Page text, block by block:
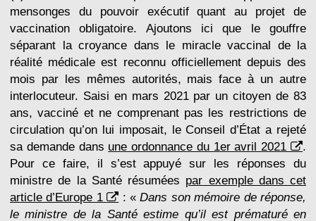
mensonges du pouvoir exécutif quant au projet de
vaccination obligatoire. Ajoutons ici que le gouffre
séparant la croyance dans le miracle vaccinal de la
réalité médicale est reconnu officiellement depuis des
mois par les mêmes autorités, mais face à un autre
interlocuteur. Saisi en mars 2021 par un citoyen de 83
ans, vacciné et ne comprenant pas les restrictions de
circulation qu’on lui imposait, le Conseil d’État a rejeté
sa demande dans une ordonnance du 1er avril 2021
.
Pour ce faire, il s’est appuyé sur les réponses du
ministre de la Santé résumées par exemple dans cet
article d’Europe 1
: «Dans son mémoire de réponse,
le ministre de la Santé estime qu’il est prématuré en